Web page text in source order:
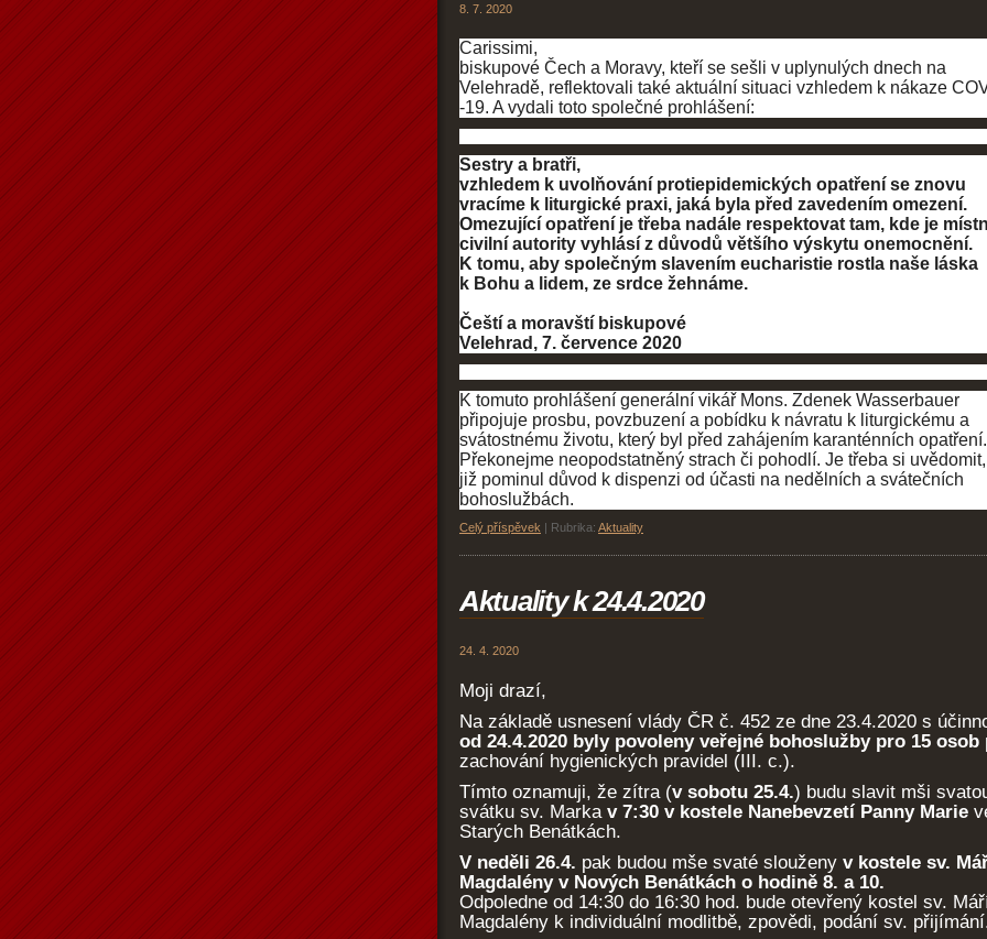
8. 7. 2020
Carissimi,
biskupové Čech a Moravy, kteří se sešli v uplynulých dnech na
Velehradě, reflektovali také aktuální situaci vzhledem k nákaze
-19. A vydali toto společné prohlášení:
Sestry a bratři,
vzhledem k uvolňování protiepidemických opatření se znovu
vracíme k liturgické praxi, jaká byla před zavedením omezení.
Omezující opatření je třeba nadále respektovat tam, kde je
civilní autority vyhlásí z důvodů většího výskytu onemocnění.
K tomu, aby společným slavením eucharistie rostla naše láska
k Bohu a lidem, ze srdce žehnáme.
Čeští a moravští biskupové
Velehrad, 7. července 2020
K tomuto prohlášení generální vikář Mons. Zdenek Wasserbauer
připojuje prosbu, povzbuzení a pobídku k návratu k liturgickému a
svátostnému životu, který byl před zahájením karanténních opatření.
Překonejme neopodstatněný strach či pohodlí. Je třeba si
již pominul důvod k dispenzi od účasti na nedělních a svátečních
bohoslužbách.
Celý příspěvek | Rubrika: Aktuality
Aktuality k 24.4.2020
24. 4. 2020
Moji drazí,
Na základě usnesení vlády ČR č. 452 ze dne 23.4.2020 s
od 24.4.2020 byly povoleny veřejné bohoslužby pro 15 osob
zachování hygienických pravidel (III. c.).
Tímto oznamuji, že zítra (v sobotu 25.4.) budu slavit mši
svátku sv. Marka v 7:30 v kostele Nanebevzetí Panny Marie
Starých Benátkách.
V neděli 26.4. pak budou mše svaté slouženy v kostele sv.
Magdalény v Nových Benátkách o hodině 8. a 10.
Odpoledne od 14:30 do 16:30 hod. bude otevřený kostel sv.
Magdalény k individuální modlitbě, zpovědi, podání sv.